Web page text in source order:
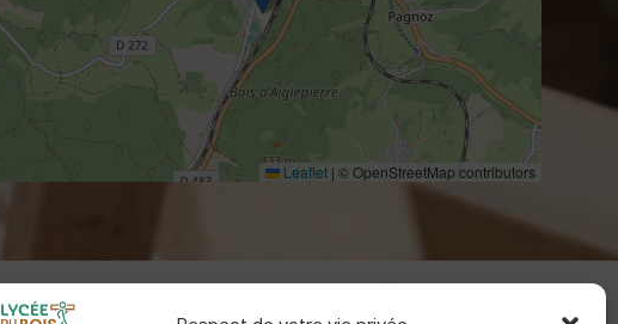
Leaflet | © OpenStreetMap contributors